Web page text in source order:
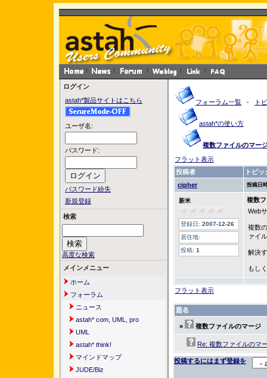
ログイン
astah*製品サイトはこちら
ユーザ名:
パスワード:
パスワード紛失
新規登録
検索
高度な検索
メインメニュー
ホーム
フォーラム
ニュース
astah* com, UML, pro
UML
astah* think!
マインドマップ
JUDE/Biz
フォーラム一覧 - ト
astah*の使い方
複数ファイルのマー
フラット表示
投稿者
トピッ
cipher
投稿日
新米
登録日: 2007-12-26
居住地:
投稿: 1
複数
Web
複数
ァイ
解決
もし
フラット表示
題名
» 複数ファイルのマージ
Re: 複数ファイルのマ
投稿するにはまず登録を